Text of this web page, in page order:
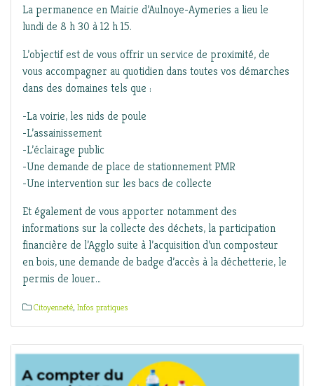
La permanence en Mairie d’Aulnoye-Aymeries a lieu le
lundi de 8 h 30 à 12 h 15.
L’objectif est de vous offrir un service de proximité, de
vous accompagner au quotidien dans toutes vos démarches
dans des domaines tels que :
-La voirie, les nids de poule
-L’assainissement
-L’éclairage public
-Une demande de place de stationnement PMR
-Une intervention sur les bacs de collecte
Et également de vous apporter notamment des
informations sur la collecte des déchets, la participation
financière de l’Agglo suite à l’acquisition d’un composteur
en bois, une demande de badge d’accès à la déchetterie, le
permis de louer…
Citoyenneté, Infos pratiques